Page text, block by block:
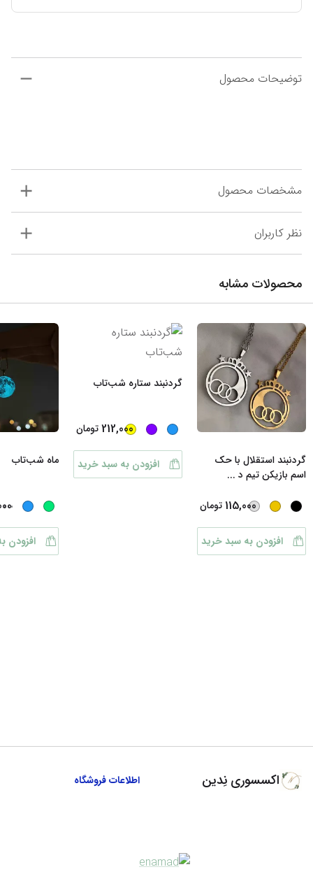
توضیحات محصول
مشخصات محصول
نظر کاربران
محصولات مشابه
گردنبند استقلال با حک
اسم بازیکن تیم د ...
115,000 تومان
افزودن به سبد خرید
گردنبند ستاره شب‌تاب
212,000 تومان
افزودن به سبد خرید ماه شب‌تاب
...
افزودن
اکسسوری نِدین اطلاعات فروشگاه